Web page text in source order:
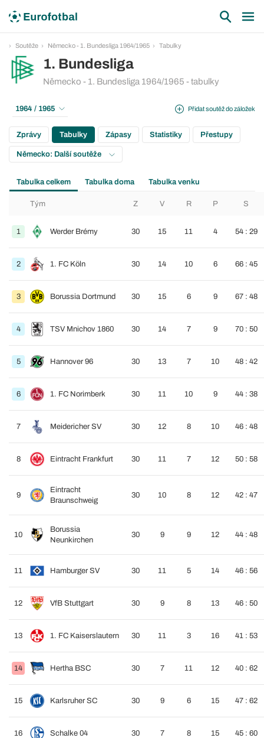
Soutěže Německo - 1. Bundesliga 1964/1965 Tabulky
1. Bundesliga
Německo - 1. Bundesliga 1964/1965 - tabulky
Přidat soutěž do záložek
1964 / 1965
Zprávy Tabulky Zápasy Statistiky Přestupy
Německo: Další soutěže
Tabulka celkem Tabulka doma Tabulka venku
Tým Z V R P S
1 Werder Brémy 30 15 11 4 54 : 29
2 1. FC Köln 30 14 10 6 66 : 45
3 Borussia Dortmund 30 15 6 9 67 : 48
4 TSV Mnichov 1860 30 14 7 9 70 : 50
5 Hannover 96 30 13 7 10 48 : 42
6 1. FC Norimberk 30 11 10 9 44 : 38
7 Meidericher SV 30 12 8 10 46 : 48
8 Eintracht Frankfurt 30 11 7 12 50 : 58
9
Eintracht
Braunschweig
30 10 8 12 42 : 47
10
Borussia
Neunkirchen
30 9 9 12 44 : 48
11 Hamburger SV 30 11 5 14 46 : 56
12 VfB Stuttgart 30 9 8 13 46 : 50
13 1. FC Kaiserslautern 30 11 3 16 41 : 53
14 Hertha BSC 30 7 11 12 40 : 62
15 Karlsruher SC 30 9 6 15 47 : 62
16 Schalke 04 30 7 8 15 45 : 60